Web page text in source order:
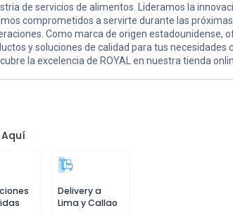
de servicios de alimentos. Lideramos la
comprometidos a servirte durante las próximas
Como marca de origen estadounidense,
y soluciones de calidad para tus necesidades
la excelencia de ROYAL en nuestra tienda
Delivery a
Lima y Callao